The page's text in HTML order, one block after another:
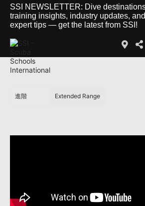
SSI NEWSLETTER: Dive
training insights, industry updates, and
expert tips — get the latest from SSI!
進階 Extended Range